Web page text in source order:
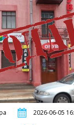
2026-06-05